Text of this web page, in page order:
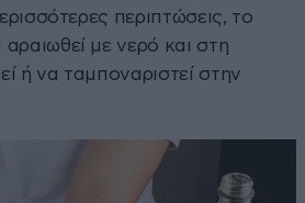
περιπτώσεις, το
με νερό και στη
ή να ταμποναριστεί στην